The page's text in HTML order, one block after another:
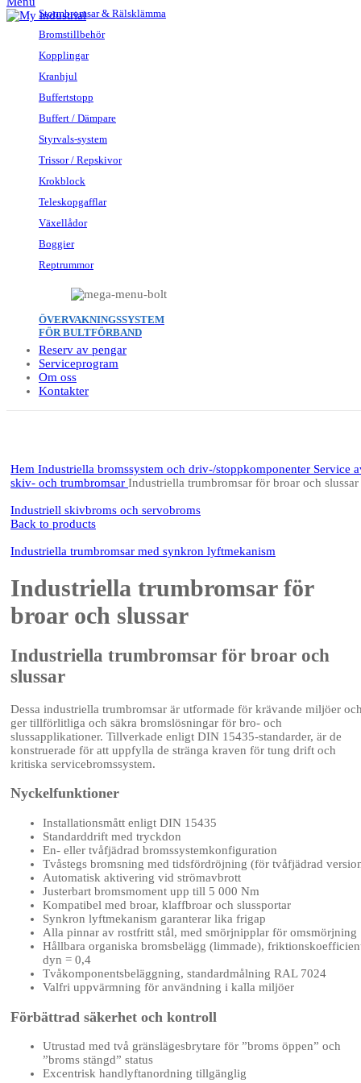
Stormbromsar & Rälsklämma
Bromstillbehör
Kopplingar
Kranhjul
Buffertstopp
Buffert / Dämpare
Styrvals-system
Trissor / Repskivor
Krokblock
Teleskopgafflar
Växellådor
Boggier
Reptrummor
ÖVERVAKNINGSSYSTEM
FÖR BULTFÖRBAND
Reserv av pengar
Serviceprogram
Om oss
Kontakter
Hem Industriella bromssystem och driv-/stoppkomponenter Service
skiv- och trumbromsar Industriella trumbromsar för broar och slussar
Industriell skivbroms och servobroms
Back to products
Industriella trumbromsar med synkron lyftmekanism
Industriella trumbromsar för
broar och slussar
Industriella trumbromsar för broar och
slussar
Dessa industriella trumbromsar är utformade för krävande miljöer
ger tillförlitliga och säkra bromslösningar för bro- och
slussapplikationer. Tillverkade enligt DIN 15435-standarder, är de
konstruerade för att uppfylla de stränga kraven för tung drift och
kritiska servicebromssystem.
Nyckelfunktioner
Installationsmått enligt DIN 15435
Standarddrift med tryckdon
En- eller tvåfjädrad bromssystemkonfiguration
Tvåstegs bromsning med tidsfördröjning (för tvåfjädrad
Automatisk aktivering vid strömavbrott
Justerbart bromsmoment upp till 5 000 Nm
Kompatibel med broar, klaffbroar och slussportar
Synkron lyftmekanism garanterar lika frigap
Alla pinnar av rostfritt stål, med smörjnipplar för omsmörjning
Hållbara organiska bromsbelägg (limmade),
dyn = 0,4
Tvåkomponentsbeläggning, standardmålning RAL 7024
Valfri uppvärmning för användning i kalla miljöer
Förbättrad säkerhet och kontroll
Utrustad med två gränslägesbrytare för ”broms öppen” och
”broms stängd” status
Excentrisk handlyftanordning tillgänglig